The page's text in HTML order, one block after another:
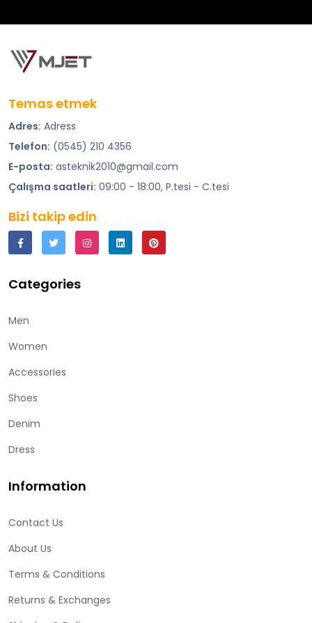
Temas etmek
Adres: Adress
Telefon: (0545) 210 4356
E-posta: asteknik2010@gmail.com
Çalışma saatleri: 09:00 - 18:00, P.tesi - C.tesi
Bizi takip edin
Categories
Men
Women
Accessories
Shoes
Denim
Dress
Information
Contact Us
About Us
Terms & Conditions
Returns & Exchanges